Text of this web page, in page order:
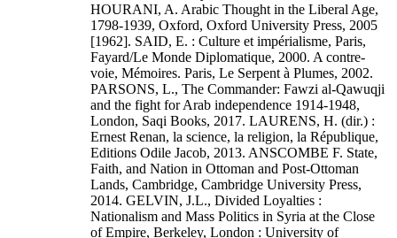
HOURANI, A. Arabic Thought in the Liberal Age,
1798-1939, Oxford, Oxford University Press, 2005
[1962]. SAID, E. : Culture et impérialisme, Paris,
Fayard/Le Monde Diplomatique, 2000. A contre-
voie, Mémoires. Paris, Le Serpent à Plumes, 2002.
PARSONS, L., The Commander: Fawzi al-Qawuqji
and the fight for Arab independence 1914-1948,
London, Saqi Books, 2017. LAURENS, H. (dir.) :
Ernest Renan, la science, la religion, la République,
Editions Odile Jacob, 2013. ANSCOMBE F. State,
Faith, and Nation in Ottoman and Post-Ottoman
Lands, Cambridge, Cambridge University Press,
2014. GELVIN, J.L., Divided Loyalties :
Nationalism and Mass Politics in Syria at the Close
of Empire, Berkeley, London : University of